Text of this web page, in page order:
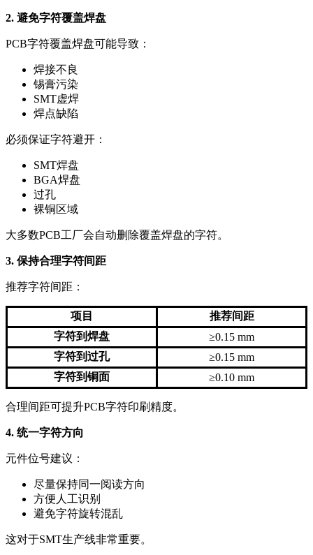
2. 避免字符覆盖焊盘
PCB字符覆盖焊盘可能导致：
焊接不良
锡膏污染
SMT虚焊
焊点缺陷
必须保证字符避开：
SMT焊盘
BGA焊盘
过孔
裸铜区域
大多数PCB工厂会自动删除覆盖焊盘的字符。
3. 保持合理字符间距
推荐字符间距：
项目
推荐间距
字符到焊盘
≥0.15 mm
字符到过孔
≥0.15 mm
字符到铜面
≥0.10 mm
合理间距可提升PCB字符印刷精度。
4. 统一字符方向
元件位号建议：
尽量保持同一阅读方向
方便人工识别
避免字符旋转混乱
这对于SMT生产线非常重要。